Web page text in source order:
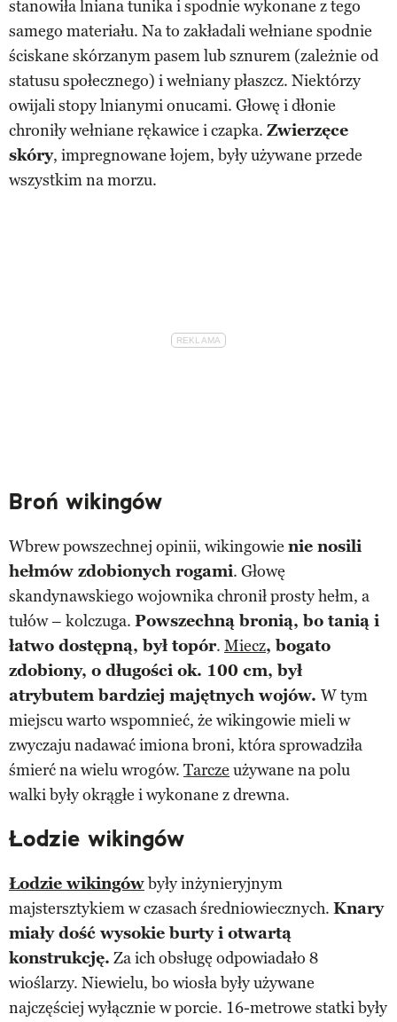
stanowiła lniana tunika i spodnie wykonane z tego
samego materiału. Na to zakładali wełniane spodnie
ściskane skórzanym pasem lub sznurem (zależnie od
statusu społecznego) i wełniany płaszcz. Niektórzy
owijali stopy lnianymi onucami. Głowę i dłonie
chroniły wełniane rękawice i czapka. Zwierzęce
skóry, impregnowane łojem, były używane przede
wszystkim na morzu.
Broń wikingów
Wbrew powszechnej opinii, wikingowie nie nosili
hełmów zdobionych rogami. Głowę
skandynawskiego wojownika chronił prosty hełm, a
tułów – kolczuga. Powszechną bronią, bo tanią i
łatwo dostępną, był topór. Miecz, bogato
zdobiony, o długości ok. 100 cm, był
atrybutem bardziej majętnych wojów. W tym
miejscu warto wspomnieć, że wikingowie mieli w
zwyczaju nadawać imiona broni, która sprowadziła
śmierć na wielu wrogów. Tarcze używane na polu
walki były okrągłe i wykonane z drewna.
Łodzie wikingów
Łodzie wikingówbyły inżynieryjnym
majstersztykiem w czasach średniowiecznych. Knary
miały dość wysokie burty i otwartą
konstrukcję. Za ich obsługę odpowiadało 8
wioślarzy. Niewielu, bo wiosła były używane
najczęściej wyłącznie w porcie. 16-metrowe statki były